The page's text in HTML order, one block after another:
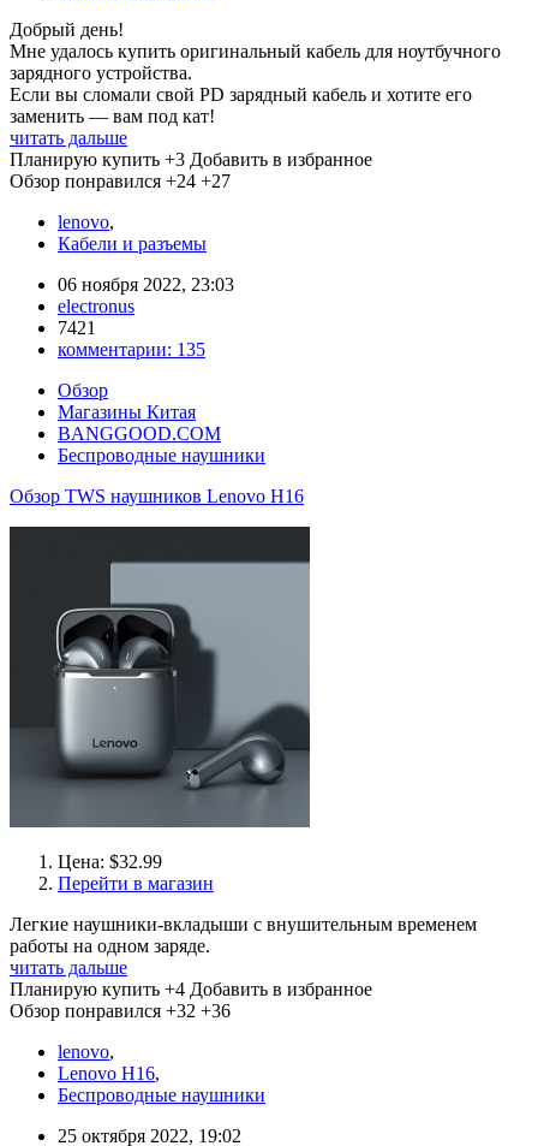
Добрый день!
Мне удалось купить оригинальный кабель для ноутбучного
зарядного устройства.
Если вы сломали свой PD зарядный кабель и хотите его
заменить — вам под кат!
читать дальше
Планирую купить +3 Добавить в избранное
Обзор понравился +24 +27
lenovo,
Кабели и разъемы
06 ноября 2022, 23:03
electronus
7421
комментарии: 135
Обзор
Магазины Китая
BANGGOOD.COM
Беспроводные наушники
Обзор TWS наушников Lenovo H16
Цена: $32.99
Перейти в магазин
Легкие наушники-вкладыши с внушительным временем
работы на одном заряде.
читать дальше
Планирую купить +4 Добавить в избранное
Обзор понравился +32 +36
lenovo,
Lenovo H16,
Беспроводные наушники
25 октября 2022, 19:02